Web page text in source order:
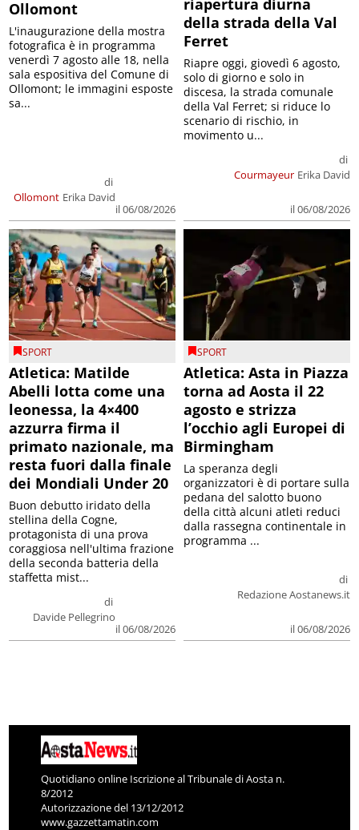
Ollomont
Ollomont
di
Erika David
il 06/08/2026
L'inaugurazione della mostra
fotografica è in programma
venerdì 7 agosto alle 18, nella
sala espositiva del Comune di
Ollomont; le immagini esposte
sa...
riapertura diurna
della strada della Val
Ferret
Courmayeur
di
Erika David
il 06/08/2026
Riapre oggi, giovedì 6 agosto,
solo di giorno e solo in
discesa, la strada comunale
della Val Ferret; si riduce lo
scenario di rischio, in
movimento u...
SPORT
Atletica: Matilde
Abelli lotta come una
leonessa, la 4×400
azzurra firma il
primato nazionale, ma
resta fuori dalla finale
dei Mondiali Under 20
di
Davide Pellegrino
il 06/08/2026
Buon debutto iridato della
stellina della Cogne,
protagonista di una prova
coraggiosa nell'ultima frazione
della seconda batteria della
staffetta mist...
SPORT
Atletica: Asta in Piazza
torna ad Aosta il 22
agosto e strizza
l’occhio agli Europei di
Birmingham
di
Redazione Aostanews.it
il 06/08/2026
La speranza degli
organizzatori è di portare sulla
pedana del salotto buono
della città alcuni atleti reduci
dalla rassegna continentale in
programma ...
Quotidiano online Iscrizione al Tribunale di Aosta n.
8/2012
Autorizzazione del 13/12/2012
www.gazzettamatin.com